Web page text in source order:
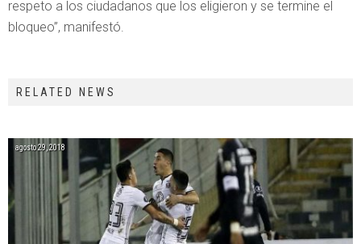
respeto a los ciudadanos que los eligieron y se termine el
bloqueo”, manifestó.
RELATED NEWS
agosto 29, 2018